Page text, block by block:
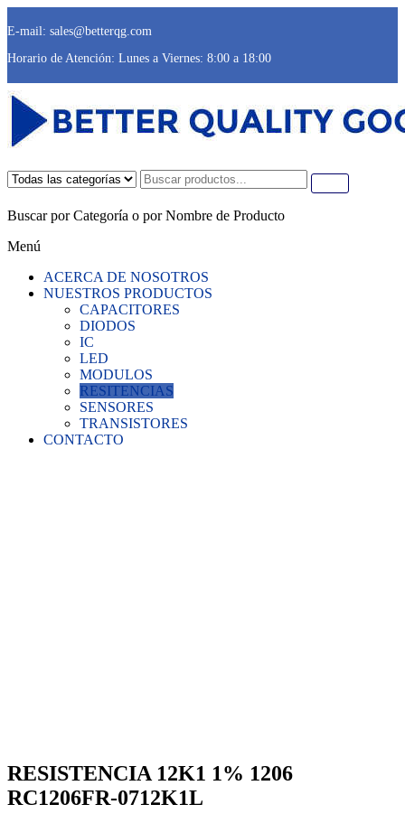
E-mail: sales@betterqg.com
Horario de Atención: Lunes a Viernes: 8:00 a 18:00
Better Quality Goods
Productos y materiales de electrónica de excelente calidad
Buscar por Categoría o por Nombre de Producto
Menú
ACERCA DE NOSOTROS
NUESTROS PRODUCTOS
CAPACITORES
DIODOS
IC
LED
MODULOS
RESITENCIAS
SENSORES
TRANSISTORES
CONTACTO
RESISTENCIA 12K1 1% 1206
RC1206FR-0712K1L